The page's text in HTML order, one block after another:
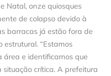
Natal, onze quiosques
de colapso devido à
barracas já estão fora de
estrutural. “Estamos
e identificamos que
crítica. A prefeitura